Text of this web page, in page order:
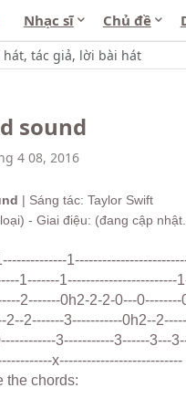
Nhạc sĩ Chủ đề
sound
4 08, 2016
| Sáng tác: Taylor Swift
- Giai điệu: (đang cập
1-------1------------------------
2-------0h2-2-2-0---0--------
2--2-------3-----------0h2--
3-----------3------3---
x---------------------------
the chords: